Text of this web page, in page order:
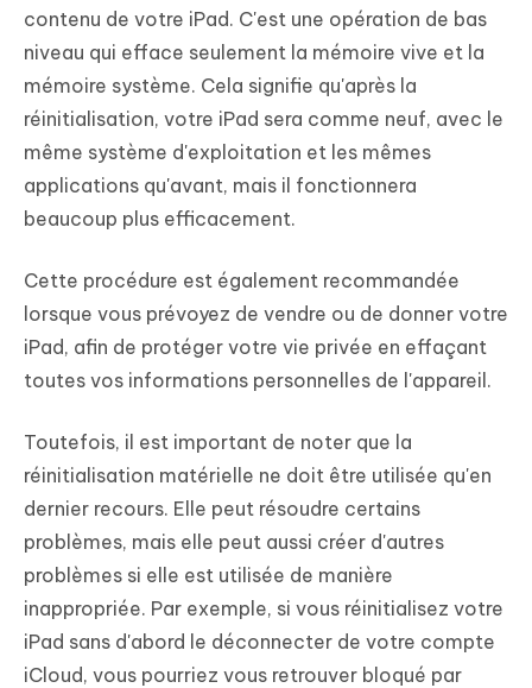
contenu de votre iPad. C'est une opération de bas
niveau qui efface seulement la mémoire vive et la
mémoire système. Cela signifie qu'après la
réinitialisation, votre iPad sera comme neuf, avec le
même système d'exploitation et les mêmes
applications qu'avant, mais il fonctionnera
beaucoup plus efficacement.
Cette procédure est également recommandée
lorsque vous prévoyez de vendre ou de donner votre
iPad, afin de protéger votre vie privée en effaçant
toutes vos informations personnelles de l'appareil.
Toutefois, il est important de noter que la
réinitialisation matérielle ne doit être utilisée qu'en
dernier recours. Elle peut résoudre certains
problèmes, mais elle peut aussi créer d'autres
problèmes si elle est utilisée de manière
inappropriée. Par exemple, si vous réinitialisez votre
iPad sans d'abord le déconnecter de votre compte
iCloud, vous pourriez vous retrouver bloqué par